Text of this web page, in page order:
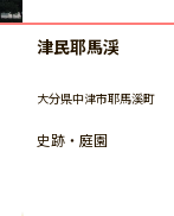
津民耶馬渓
大分県中津市耶馬溪町
史跡・庭園